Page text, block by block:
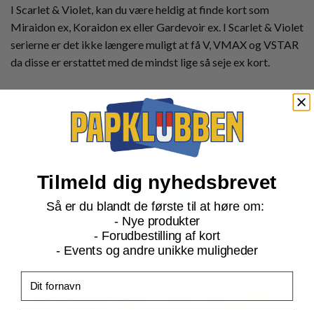
I Scarlet & Violet, kan du være heldig at finde kort som
Miraidon ex, Koraidon ex eller Gardevoir ex. I Scarlet & Violet
serierne er det ikke længere muligt at få V, VMAX og VSTAR
da disse er erstattet med de mindst lige så seje ex kort.
Relaterede produkter
Tilmeld dig nyhedsbrevet
Så er du blandt de første til at høre om:
- Nye produkter
- Forudbestilling af kort
- Events og andre unikke muligheder